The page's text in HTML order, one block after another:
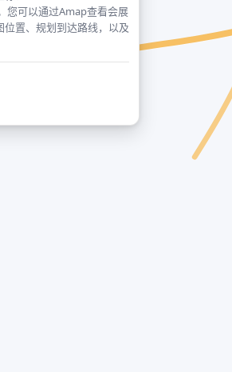
您可以通过Amap查看会展
位置、规划到达路线，以及